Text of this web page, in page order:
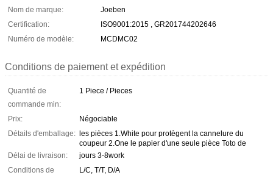
Nom de marque:
Joeben
Certification:
ISO9001:2015 , GR201744202646
Numéro de modèle:
MCDMC02
Conditions de paiement et expédition
Quantité de
commande min:
1 Piece / Pieces
Prix:
Négociable
Détails d'emballage: les pièces 1.White pour protègent la cannelure du
coupeur 2.One le papier d'une seule pièce Toto de
Délai de livraison:
jours 3-8work
Conditions de
L/C, T/T, D/A